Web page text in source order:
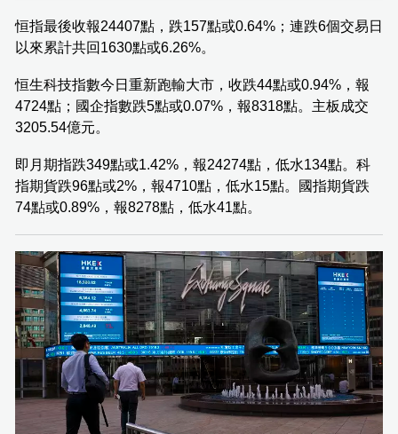
恒指最後收報24407點，跌157點或0.64%；連跌6個交易日
以來累計共回1630點或6.26%。
恒生科技指數今日重新跑輸大市，收跌44點或0.94%，報
4724點；國企指數跌5點或0.07%，報8318點。主板成交
3205.54億元。
即月期指跌349點或1.42%，報24274點，低水134點。科
指期貨跌96點或2%，報4710點，低水15點。國指期貨跌
74點或0.89%，報8278點，低水41點。